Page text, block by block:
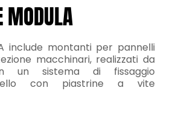
MODULA
include montanti per pannelli
macchinari, realizzati da
un sistema di fissaggio
con piastrine a vite